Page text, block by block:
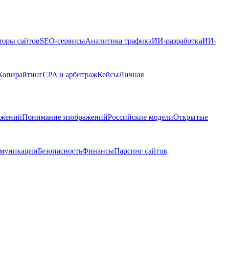
сайтовSEO-сервисыАналитика трафикаИИ-разработкаИИ-
CPA и арбитражКейсыЛичная
Понимание изображенийРоссийские моделиОткрытые
БезопасностьФинансыПарсинг сайтов